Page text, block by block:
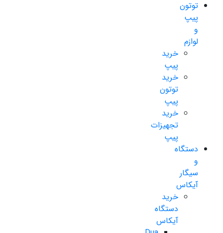
توتون
پیپ
و
لوازم
خرید
پیپ
خرید
توتون
پیپ
خرید
تجهیزات
پیپ
دستگاه
و
سیگار
آیکاس
خرید
دستگاه
آیکاس